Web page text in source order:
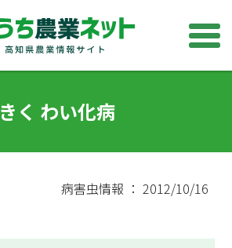
きく わい化病
病害虫情報 ： 2012/10/16